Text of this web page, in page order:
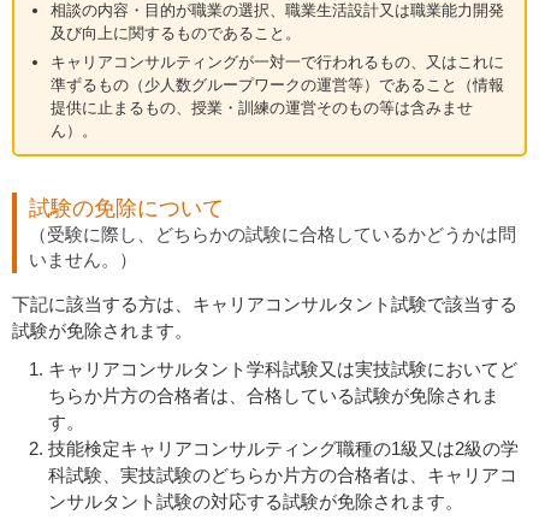
相談の内容・目的が職業の選択、職業生活設計又は職業能力開発
及び向上に関するものであること。
キャリアコンサルティングが一対一で行われるもの、又はこれに
準ずるもの（少人数グループワークの運営等）であること（情報
提供に止まるもの、授業・訓練の運営そのもの等は含みませ
ん）。
試験の免除について
（受験に際し、どちらかの試験に合格しているかどうかは問
いません。）
下記に該当する方は、キャリアコンサルタント試験で該当する
試験が免除されます。
キャリアコンサルタント学科試験又は実技試験においてど
ちらか片方の合格者は、合格している試験が免除されま
す。
技能検定キャリアコンサルティング職種の1級又は2級の学
科試験、実技試験のどちらか片方の合格者は、キャリアコ
ンサルタント試験の対応する試験が免除されます。